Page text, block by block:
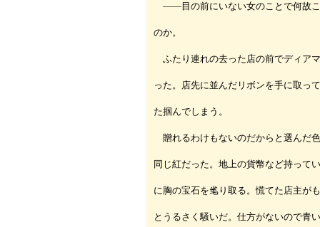
――目の前にいない女のことで何故
のか。
ふたり連れの去った店の前でディア
った。店先に並んだリボンを手に取っ
た掴んでしまう。
贈れるわけもないのだからと選んだ
同じ紅だった。地上の貨幣など持って
に胸の宝石を毟り取る。慌てた店主が
とうるさく騒いだ。仕方がないので青